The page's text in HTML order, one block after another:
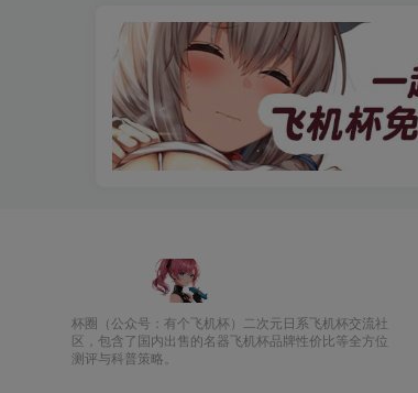
杯圈（公众号：有个飞机杯）二次元日系飞机杯交流社
区，包含了国内出售的名器飞机杯品牌性价比等全方位
测评与科普策略。